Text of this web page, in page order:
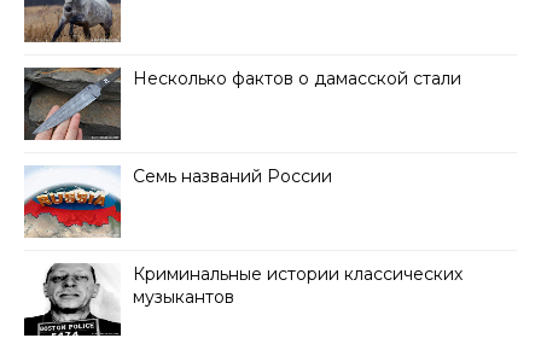
Несколько фактов о дамасской стали
Семь названий России
Криминальные истории классических
музыкантов